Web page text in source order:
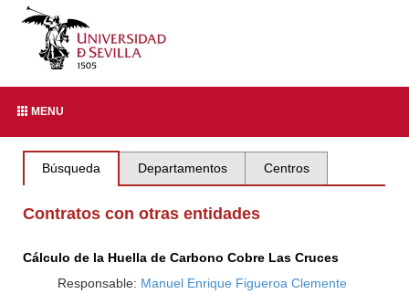
MENU
Búsqueda Departamentos Centros
Contratos con otras entidades
Cálculo de la Huella de Carbono Cobre Las Cruces
Responsable: Manuel Enrique Figueroa Clemente